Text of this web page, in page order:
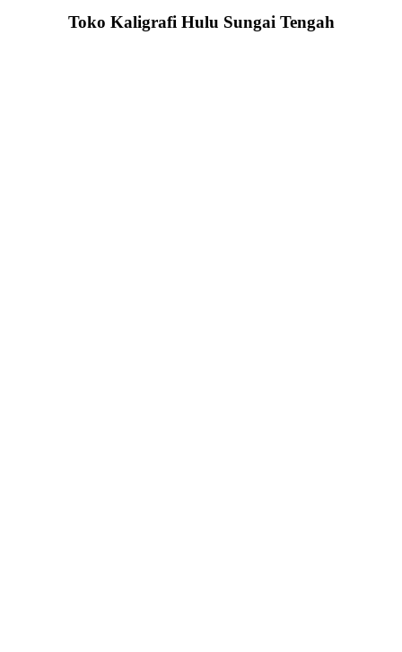
Toko Kaligrafi Hulu Sungai Tengah